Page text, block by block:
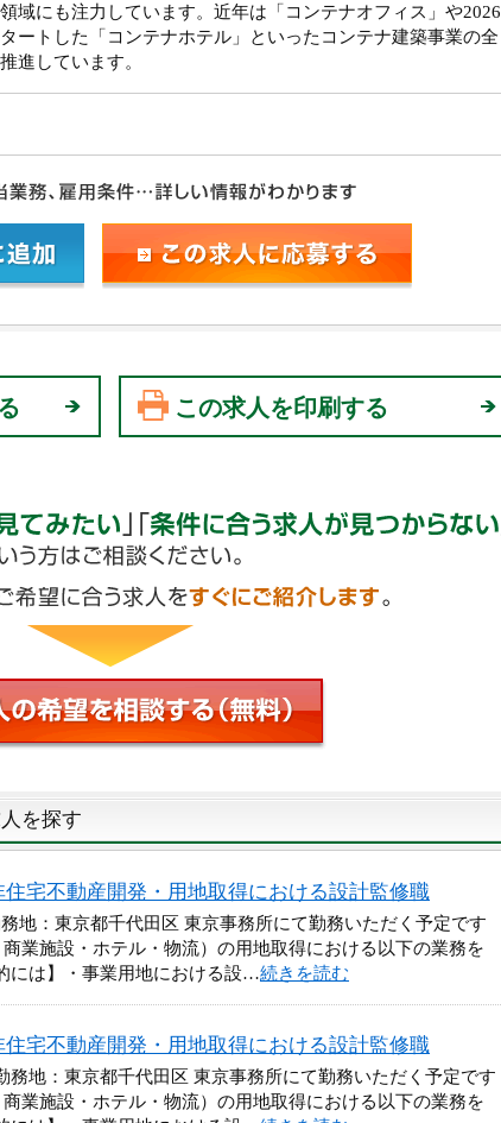
域にも注力しています。近年は「コンテナオフィス」や2026
ートした「コンテナホテル」といったコンテナ建築事業の全
進しています。
この求人を印刷する
を探す
宅不動産開発・用地取得における設計監修職
：東京都千代田区 東京事務所にて勤務いただく予定です
業施設・ホテル・物流）の用地取得における以下の業務を
には】・事業用地における設…続きを読む
宅不動産開発・用地取得における設計監修職
：東京都千代田区 東京事務所にて勤務いただく予定です
業施設・ホテル・物流）の用地取得における以下の業務を